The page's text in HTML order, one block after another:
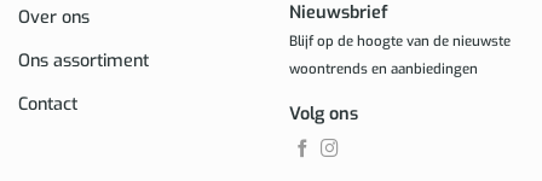
Over ons
Ons assortiment
Contact
Nieuwsbrief
Blijf op de hoogte van de nieuwste
woontrends en aanbiedingen
Volg ons